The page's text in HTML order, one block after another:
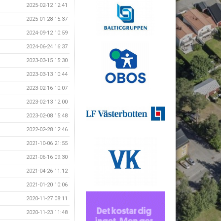
2025-02-12 12:41
2025-01-28 15:37
2024-09-12 10:59
2024-06-24 16:37
2023-03-15 15:30
2023-03-13 10:44
2023-02-16 10:07
2023-02-13 12:00
2023-02-08 15:48
2022-02-28 12:46
2021-10-06 21:55
2021-06-16 09:30
2021-04-26 11:12
2021-01-20 10:06
2020-11-27 08:11
2020-11-23 11:48